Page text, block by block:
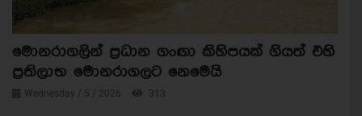
මොනරාගලින් ප්‍රධාන ගංඟා කිහිපයක් ගියත් එහි
ප්‍රතිලාභ මොනරාගලට නෙමෙයි
Wednesday / 5 / 2026 313